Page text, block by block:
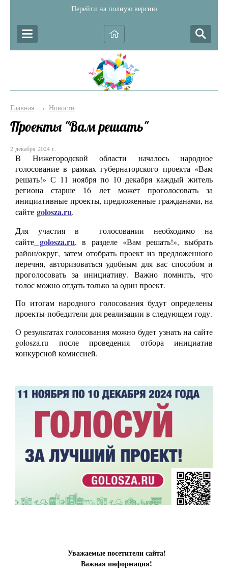
Перейти на полную версию
Главная → Новости
Проекты "Вам решать"
2 декабря 2024 г.
В Нижегородской области началось народное
голосование в рамках губернаторского проекта «Вам
решать!» С 11 ноября по 10 декабря каждый житель
региона старше 16 лет может проголосовать за
инициативные проекты, предложенные гражданами, на
сайте golosza.ru.
Для участия в голосовании необходимо на
сайте golosza.ru, в разделе «Вам решать!», выбрать
район/округ, затем отобрать проект из предложенного
перечня, авторизоваться удобным для вас способом и
проголосовать за инициативу. Важно помнить, что
голос можно отдать только за один проект.
По итогам народного голосования будут определены
проекты-победители для реализации в следующем году.
О результатах голосования можно будет узнать на сайте
golosza.ru после проведения отбора инициатив
конкурсной комиссией.
Уважаемые посетители сайта!
Важная информация!